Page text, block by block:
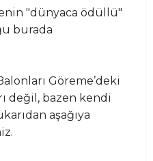
"dünyaca ödüllü"
burada
Göreme’deki
değil, bazen kendi
aşağıya